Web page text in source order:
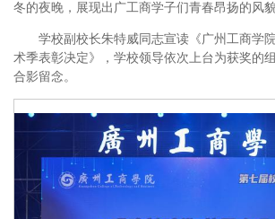
冬的夜晚，展现出广工商学子们青春昂扬的风貌
学校副校长朱特威同志宣读《广州工商学
术季表彰决定》，学校领导依次上台为获奖的
合影留念。